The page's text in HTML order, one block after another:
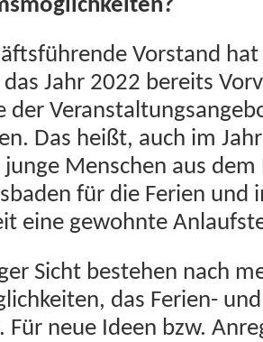
Vor­stand
Jahr 2022 bere­its
der
Das heißt, auch im
Men­schen aus dem
für die Ferien und
eine gewohnte
Sicht beste­hen nach
das Ferien-
Für neue Ideen bzw.